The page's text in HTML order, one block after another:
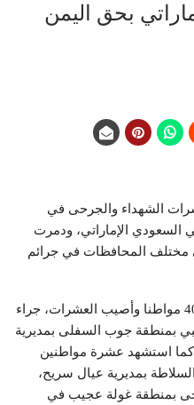
بحق اليمن
سقط عشرات الشهداء والجرحى في
السعودي الإماراتي، ودمرت
مختلف المحافظات في جرائم
ففي 6 يوليو عام 2015م، استشهد 40 مواطنا وأصيب العشرات، جراء
بمنطقة جوب السفلى بمديرية
استشهد عشرة مواطنين
بمديرية عيال سريح،
بمنطقة غولة عجيب في